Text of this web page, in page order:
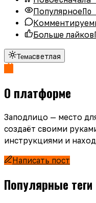
ПопулярноеПо
Больше лайков
Темасветлая
О платформе
Заподлицо — место
создаёт своими
инструкциями и
Написать пост
Популярные теги